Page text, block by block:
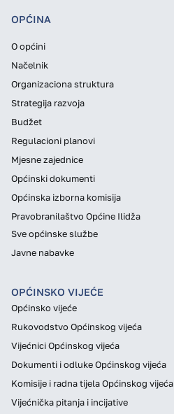
OPĆINA
O općini
Načelnik
Organizaciona struktura
Strategija razvoja
Budžet
Regulacioni planovi
Mjesne zajednice
Općinski dokumenti
Općinska izborna komisija
Pravobranilaštvo Općine Ilidža
Sve općinske službe
Javne nabavke
OPĆINSKO VIJEĆE
Općinsko vijeće
Rukovodstvo Općinskog vijeća
Vijećnici Općinskog vijeća
Dokumenti i odluke Općinskog vijeća
Komisije i radna tijela Općinskog vijeća
Vijećnička pitanja i incijative